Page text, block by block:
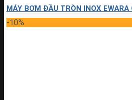
MÁY BƠM ĐẦU TRÒN INOX
-10%